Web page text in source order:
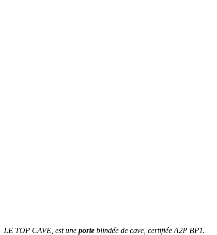
LE TOP CAVE, est une porte blindée de cave, certifiée A2P BP1.